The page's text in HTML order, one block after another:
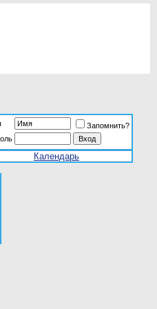
Запомнить?
Календарь